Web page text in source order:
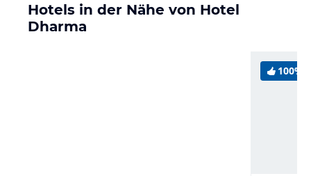
Hotels in der Nähe von Hotel
Dharma
100%